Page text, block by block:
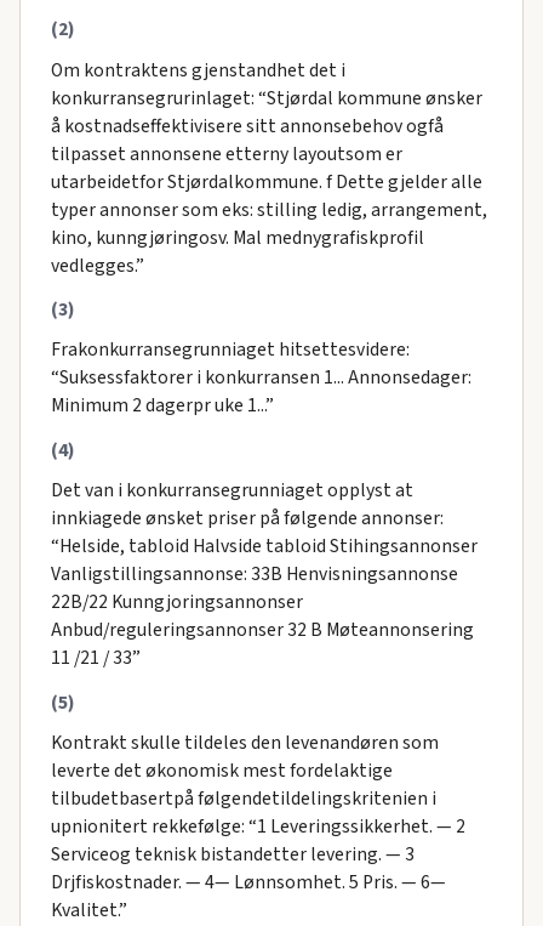
(2)
Om kontraktens gjenstandhet det i
konkurransegrurinlaget: “Stjørdal kommune ønsker
å kostnadseffektivisere sitt annonsebehov ogfå
tilpasset annonsene etterny layoutsom er
utarbeidetfor Stjørdalkommune. f Dette gjelder alle
typer annonser som eks: stilling ledig, arrangement,
kino, kunngjøringosv. Mal mednygrafiskprofil
vedlegges.”
(3)
Frakonkurransegrunniaget hitsettesvidere:
“Suksessfaktorer i konkurransen 1... Annonsedager:
Minimum 2 dagerpr uke 1...”
(4)
Det van i konkurransegrunniaget opplyst at
innkiagede ønsket priser på følgende annonser:
“Helside, tabloid Halvside tabloid Stihingsannonser
Vanligstillingsannonse: 33B Henvisningsannonse
22B/22 Kunngjoringsannonser
Anbud/reguleringsannonser 32 B Møteannonsering
11 /21 / 33”
(5)
Kontrakt skulle tildeles den levenandøren som
leverte det økonomisk mest fordelaktige
tilbudetbasertpå følgendetildelingskritenien i
upnionitert rekkefølge: “1 Leveringssikkerhet. — 2
Serviceog teknisk bistandetter levering. — 3
Drjfiskostnader. — 4— Lønnsomhet. 5 Pris. — 6—
Kvalitet.”